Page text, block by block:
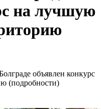
на лучшую
объявлен конкурс
(подробности)